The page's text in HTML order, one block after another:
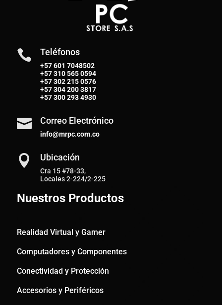
 Teléfonos
+57 601 7048502
+57310 565 0594
+57302 215 0576
+57304 200 3817
+57300 293 4930
 Correo Electrónico
info@mrpc.com.co
 Ubicación
Cra 15 #78-33,
Locales 2-224/2-225
Nuestros Productos
Realidad Virtual y Gamer
Computadores y Componentes
Conectividad y Protección
Accesorios y Periféricos